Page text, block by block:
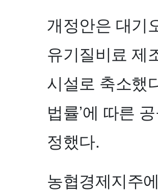
개정안은 대기
유기질비료 제
시설로 축소했
법률’에 따른
정했다.
농협경제지주